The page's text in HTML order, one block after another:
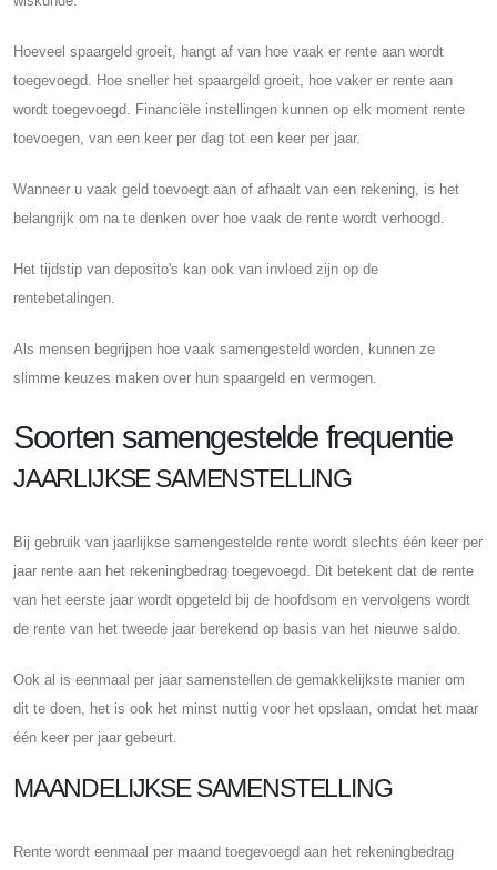
Hoeveel spaargeld groeit, hangt af van hoe vaak er rente aan wordt
toegevoegd. Hoe sneller het spaargeld groeit, hoe vaker er rente aan
wordt toegevoegd. Financiële instellingen kunnen op elk moment rente
toevoegen, van een keer per dag tot een keer per jaar.
Wanneer u vaak geld toevoegt aan of afhaalt van een rekening, is het
belangrijk om na te denken over hoe vaak de rente wordt verhoogd.
Het tijdstip van deposito's kan ook van invloed zijn op de
rentebetalingen.
Als mensen begrijpen hoe vaak samengesteld worden, kunnen ze
slimme keuzes maken over hun spaargeld en vermogen.
Soorten samengestelde frequentie
JAARLIJKSE SAMENSTELLING
Bij gebruik van jaarlijkse samengestelde rente wordt slechts één keer per
jaar rente aan het rekeningbedrag toegevoegd. Dit betekent dat de rente
van het eerste jaar wordt opgeteld bij de hoofdsom en vervolgens wordt
de rente van het tweede jaar berekend op basis van het nieuwe saldo.
Ook al is eenmaal per jaar samenstellen de gemakkelijkste manier om
dit te doen, het is ook het minst nuttig voor het opslaan, omdat het maar
één keer per jaar gebeurt.
MAANDELIJKSE SAMENSTELLING
Rente wordt eenmaal per maand toegevoegd aan het rekeningbedrag